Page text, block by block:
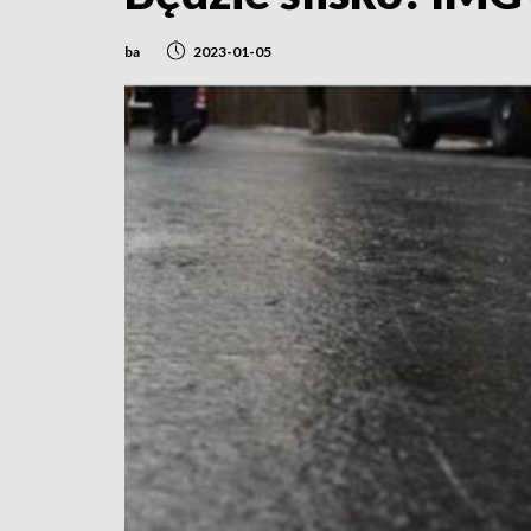
ba 2023-01-05